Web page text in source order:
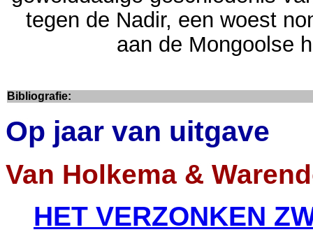
tegen de Nadir, een woest
aan de Mongoolse
Bibliografie:
Op jaar van uitgave
Van Holkema &
HET VERZONKEN